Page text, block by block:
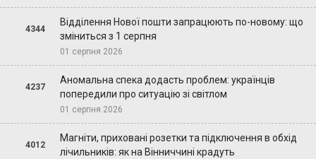
4344
Відділення Нової пошти запрацюють по-новому: що
зміниться з 1 серпня
01 серпня 2026
4237
Аномальна спека додасть проблем: українців
попередили про ситуацію зі світлом
01 серпня 2026
4012
Магніти, приховані розетки та підключення в обхід
лічильників: як на Вінниччині крадуть